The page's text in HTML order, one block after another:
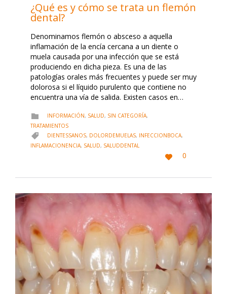
¿Qué es y cómo se trata un flemón
dental?
Denominamos flemón o absceso a aquella
inflamación de la encía cercana a un diente o
muela causada por una infección que se está
produciendo en dicha pieza. Es una de las
patologías orales más frecuentes y puede ser muy
dolorosa si el líquido purulento que contiene no
encuentra una vía de salida. Existen casos en…
 CATEGORY
INFORMACIÓN, SALUD, SIN CATEGORÍA,
TRATAMIENTOS
 CATEGORY
DIENTESSANOS, DOLORDEMUELAS, INFECCIONBOCA,
INFLAMACIONENCIA, SALUD, SALUDDENTAL
 LOVE
IT
0